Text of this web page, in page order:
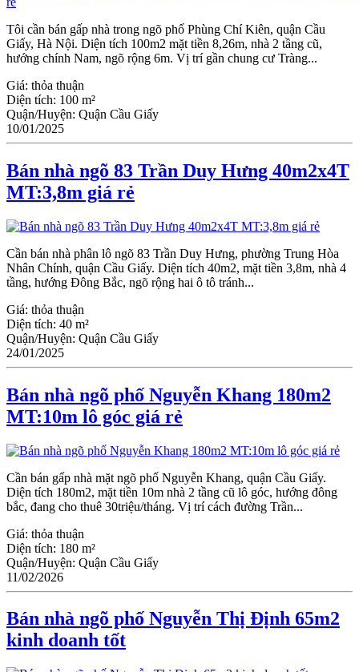
Tôi cần bán gấp nhà trong ngõ phố Phùng Chí Kiên, quận Cầu
Giấy, Hà Nội. Diện tích 100m2 mặt tiền 8,26m, nhà 2 tầng cũ,
hướng chính Nam, ngõ rộng 6m. Vị trí gần chung cư Tràng...
Giá: thỏa thuận
Diện tích: 100 m²
Quận/Huyện: Quận Cầu Giấy
10/01/2025
Bán nhà ngõ 83 Trần Duy Hưng 40m2x4T
MT:3,8m giá rẻ
Cần bán nhà phân lô ngõ 83 Trần Duy Hưng, phường Trung Hòa
Nhân Chính, quận Cầu Giấy. Diện tích 40m2, mặt tiền 3,8m, nhà 4
tầng, hướng Đông Bắc, ngõ rộng hai ô tô tránh...
Giá: thỏa thuận
Diện tích: 40 m²
Quận/Huyện: Quận Cầu Giấy
24/01/2025
Bán nhà ngõ phố Nguyễn Khang 180m2
MT:10m lô góc giá rẻ
Cần bán gấp nhà mặt ngõ phố Nguyễn Khang, quận Cầu Giấy.
Diện tích 180m2, mặt tiền 10m nhà 2 tầng cũ lô góc, hướng đông
bắc, đang cho thuê 30triệu/tháng. Vị trí cách đường Trần...
Giá: thỏa thuận
Diện tích: 180 m²
Quận/Huyện: Quận Cầu Giấy
11/02/2026
Bán nhà ngõ phố Nguyễn Thị Định 65m2
kinh doanh tốt